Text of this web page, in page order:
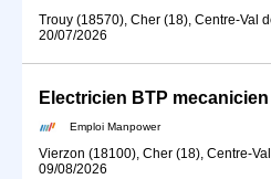
Trouy (18570), Cher (18), Centre-Val
20/07/2026
Electricien BTP mecanicien
Emploi Manpower
Vierzon (18100), Cher (18), Centre-
09/08/2026